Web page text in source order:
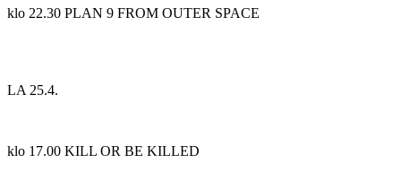
klo 22.30 PLAN 9 FROM OUTER SPACE
LA 25.4.
klo 17.00 KILL OR BE KILLED